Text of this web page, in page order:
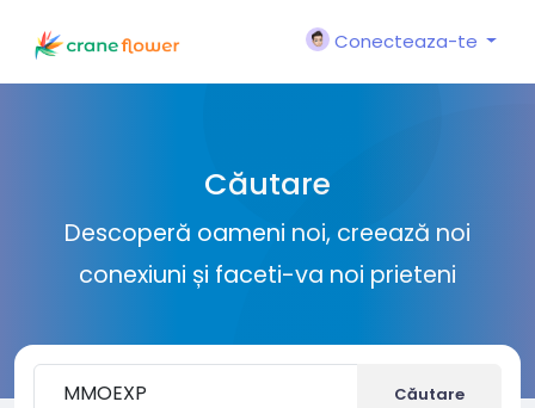
Conecteaza-te
Căutare
Descoperă oameni noi, creează noi
conexiuni și faceti-va noi prieteni
Căutare